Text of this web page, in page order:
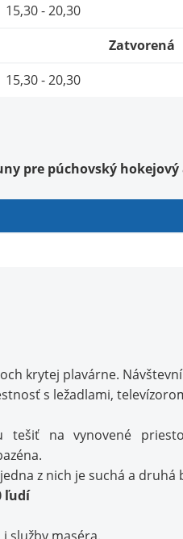
15,30 - 20,30
Zatvorená
15,30 - 20,30
pre púchovský
krytej plavárne.
s ležadlami,
tešiť na vynovené
z nich je suchá a druhá
ľudí